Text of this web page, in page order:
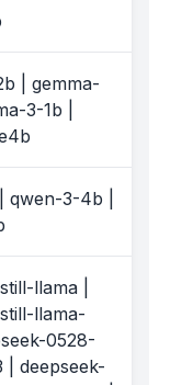
| gemma-
3-1b |
3-4b |
llama |
llama-
0528-
| deepseek-